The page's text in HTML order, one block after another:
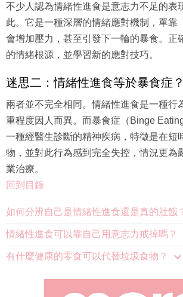
不少人認為情緒性進食是意志力不足的表
此。它是一種深層的情緒應對機制，單靠
會增加壓力，甚至引發下一輪的暴食。正
的情緒根源，並學習新的應對技巧。
迷思二：情緒性進食等於暴食症？
兩者並不完全相同。情緒性進食是一種行
重程度因人而異。而暴食症（Binge
一種經醫生診斷的精神疾病，特徵是在短
物，並對此行為感到完全失控，情況更為
業治療。
回到目錄
如何分辨自己是情緒性進食還是真的肚餓
情緒性進食可以靠自己用意志力戒掉嗎？
有什麼健康的零食可以代替垃圾食物？